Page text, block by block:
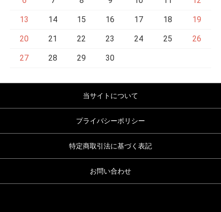
13 14 15 16 17 18 19
20 21 22 23 24 25 26
27 28 29 30
当サイトについて
プライバシーポリシー
特定商取引法に基づく表記
お問い合わせ